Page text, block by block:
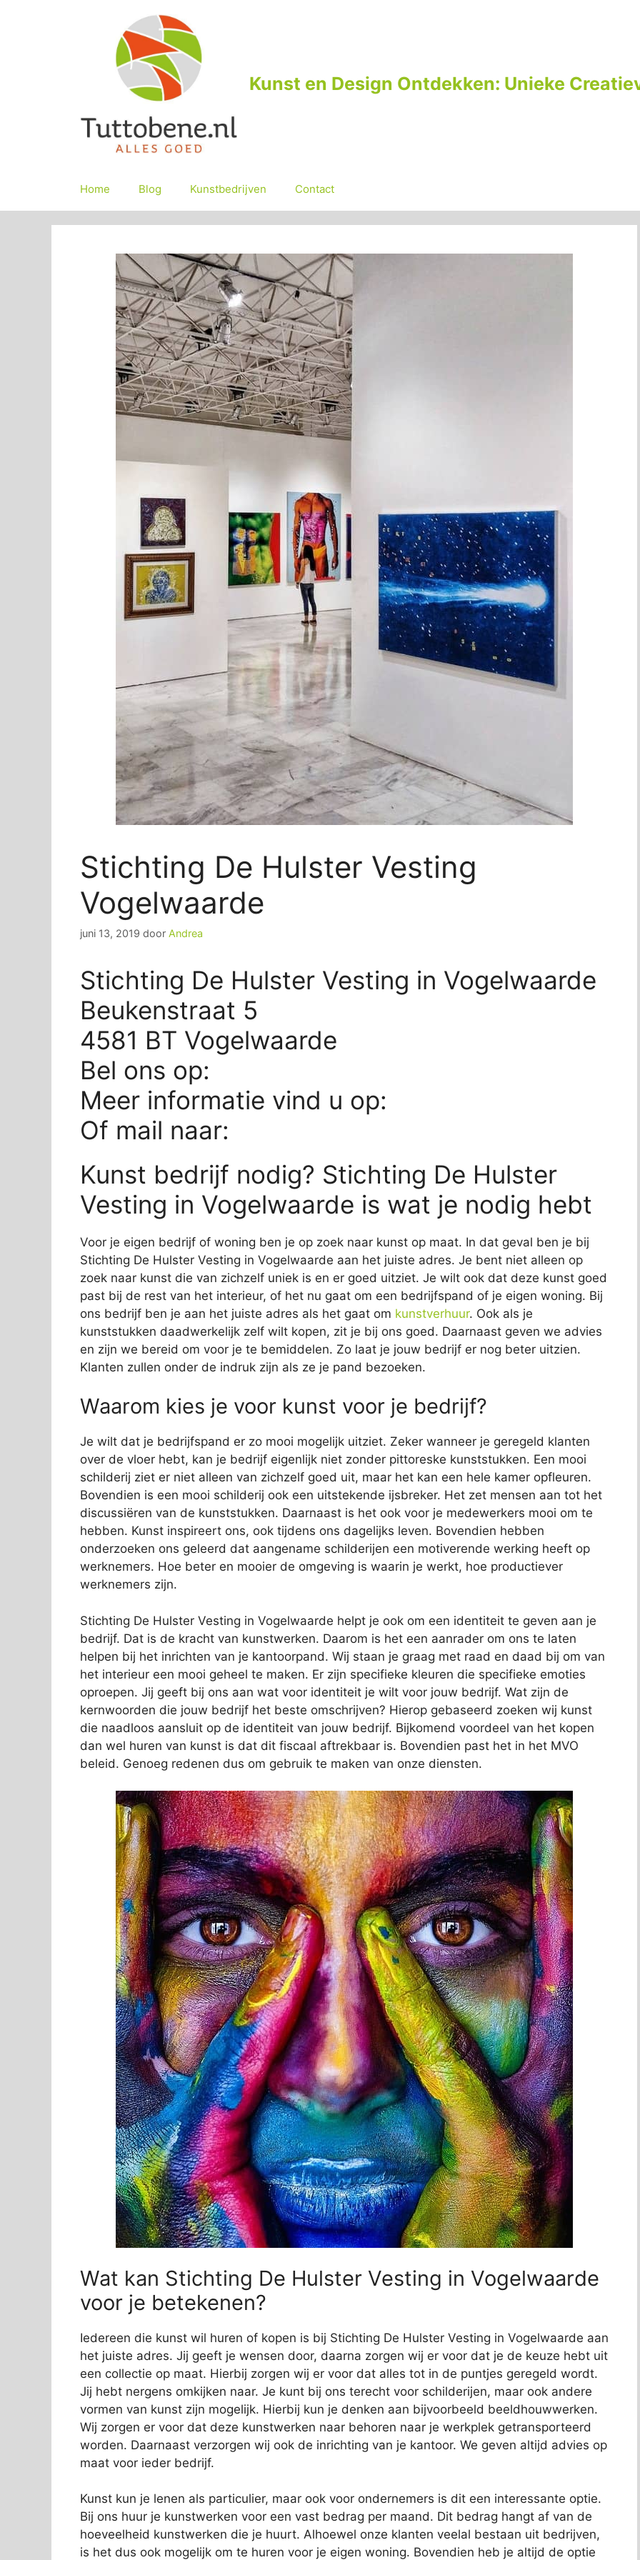
Kunst en Design Ontdekken: Unieke
Home Blog Kunstbedrijven Contact
Stichting De Hulster Vesting
Vogelwaarde
juni 13, 2019 door Andrea
Stichting De Hulster Vesting in Vogelwaarde
Beukenstraat 5
4581 BT Vogelwaarde
Bel ons op:
Meer informatie vind u op:
Of mail naar:
Kunst bedrijf nodig? Stichting De Hulster
Vesting in Vogelwaarde is wat je nodig hebt
Voor je eigen bedrijf of woning ben je op zoek naar kunst op maat. In dat geval ben je bij
Stichting De Hulster Vesting in Vogelwaarde aan het juiste adres. Je bent niet alleen op
zoek naar kunst die van zichzelf uniek is en er goed uitziet. Je wilt ook dat deze kunst goed
past bij de rest van het interieur, of het nu gaat om een bedrijfspand of je eigen woning. Bij
ons bedrijf ben je aan het juiste adres als het gaat om kunstverhuur. Ook als je
kunststukken daadwerkelijk zelf wilt kopen, zit je bij ons goed. Daarnaast geven we advies
en zijn we bereid om voor je te bemiddelen. Zo laat je jouw bedrijf er nog beter uitzien.
Klanten zullen onder de indruk zijn als ze je pand bezoeken.
Waarom kies je voor kunst voor je bedrijf?
Je wilt dat je bedrijfspand er zo mooi mogelijk uitziet. Zeker wanneer je geregeld klanten
over de vloer hebt, kan je bedrijf eigenlijk niet zonder pittoreske kunststukken. Een mooi
schilderij ziet er niet alleen van zichzelf goed uit, maar het kan een hele kamer opfleuren.
Bovendien is een mooi schilderij ook een uitstekende ijsbreker. Het zet mensen aan tot het
discussiëren van de kunststukken. Daarnaast is het ook voor je medewerkers mooi om te
hebben. Kunst inspireert ons, ook tijdens ons dagelijks leven. Bovendien hebben
onderzoeken ons geleerd dat aangename schilderijen een motiverende werking heeft op
werknemers. Hoe beter en mooier de omgeving is waarin je werkt, hoe productiever
werknemers zijn.
Stichting De Hulster Vesting in Vogelwaarde helpt je ook om een identiteit te geven aan je
bedrijf. Dat is de kracht van kunstwerken. Daarom is het een aanrader om ons te laten
helpen bij het inrichten van je kantoorpand. Wij staan je graag met raad en daad bij om van
het interieur een mooi geheel te maken. Er zijn specifieke kleuren die specifieke emoties
oproepen. Jij geeft bij ons aan wat voor identiteit je wilt voor jouw bedrijf. Wat zijn de
kernwoorden die jouw bedrijf het beste omschrijven? Hierop gebaseerd zoeken wij kunst
die naadloos aansluit op de identiteit van jouw bedrijf. Bijkomend voordeel van het kopen
dan wel huren van kunst is dat dit fiscaal aftrekbaar is. Bovendien past het in het MVO
beleid. Genoeg redenen dus om gebruik te maken van onze diensten.
Wat kan Stichting De Hulster Vesting in Vogelwaarde
voor je betekenen?
Iedereen die kunst wil huren of kopen is bij Stichting De Hulster Vesting in Vogelwaarde aan
het juiste adres. Jij geeft je wensen door, daarna zorgen wij er voor dat je de keuze hebt uit
een collectie op maat. Hierbij zorgen wij er voor dat alles tot in de puntjes geregeld wordt.
Jij hebt nergens omkijken naar. Je kunt bij ons terecht voor schilderijen, maar ook andere
vormen van kunst zijn mogelijk. Hierbij kun je denken aan bijvoorbeeld beeldhouwwerken.
Wij zorgen er voor dat deze kunstwerken naar behoren naar je werkplek getransporteerd
worden. Daarnaast verzorgen wij ook de inrichting van je kantoor. We geven altijd advies op
maat voor ieder bedrijf.
Kunst kun je lenen als particulier, maar ook voor ondernemers is dit een interessante optie.
Bij ons huur je kunstwerken voor een vast bedrag per maand. Dit bedrag hangt af van de
hoeveelheid kunstwerken die je huurt. Alhoewel onze klanten veelal bestaan uit bedrijven,
is het dus ook mogelijk om te huren voor je eigen woning. Bovendien heb je altijd de optie